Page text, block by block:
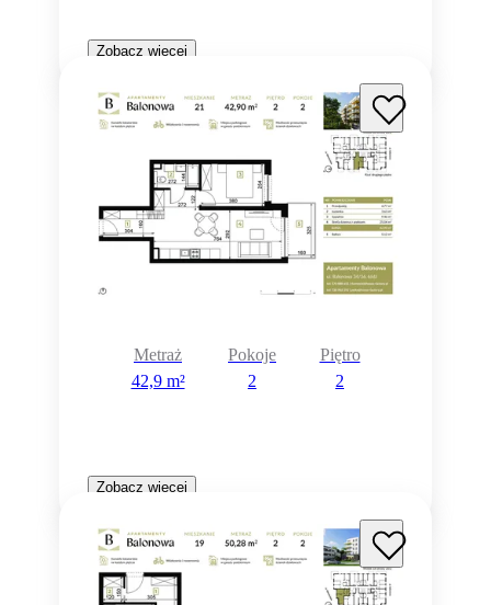
Zobacz więcej
Metraż
42,9 m²
Pokoje
2
Piętro
2
Zobacz więcej